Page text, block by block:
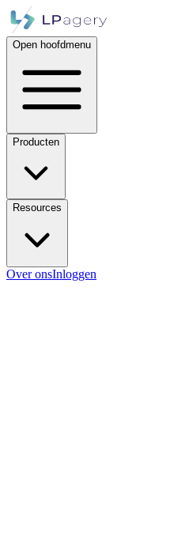
Open hoofdmenu
Producten
Resources
Over onsInloggen